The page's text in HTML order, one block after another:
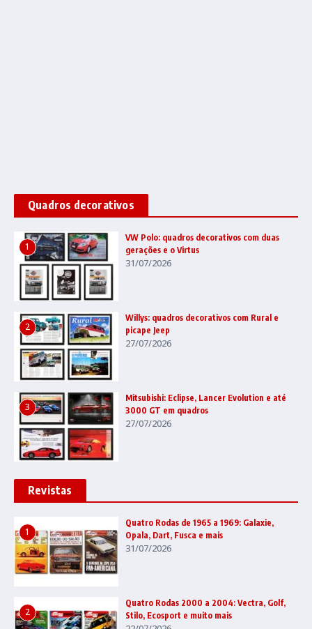
Quadros decorativos
1
VW Polo: quadros decorativos com duas
gerações e o Virtus
31/07/2026
2
Willys: quadros decorativos com Rural e
picape Jeep
27/07/2026
3
Mitsubishi: Eclipse, Lancer Evolution e até
3000 GT em quadros
27/07/2026
Revistas
1
Quatro Rodas de 1965 a 1969: Galaxie,
Opala, Dart, Fusca e mais
31/07/2026
2
Quatro Rodas 2000 a 2004: Vectra, Golf,
Stilo, Ecosport e muito mais